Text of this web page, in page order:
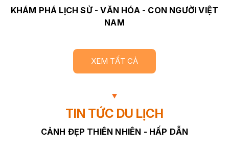
KHÁM PHÁ LỊCH SỬ - VĂN HÓA - CON NGƯỜI VIỆT
NAM
XEM TẤT CẢ
TIN TỨC DU LỊCH
CẢNH ĐẸP THIÊN NHIÊN - HẤP DẪN